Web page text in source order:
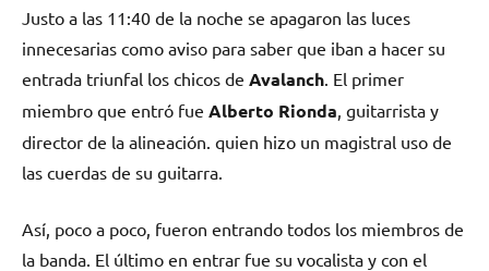
Justo a las 11:40 de la noche se apagaron las luces
innecesarias como aviso para saber que iban a hacer su
entrada triunfal los chicos de Avalanch . El primer
miembro que entró fue Alberto Rionda , guitarrista y
director de la alineación. quien hizo un magistral uso de
las cuerdas de su guitarra.
Así, poco a poco, fueron entrando todos los miembros de
la banda. El último en entrar fue su vocalista y con el